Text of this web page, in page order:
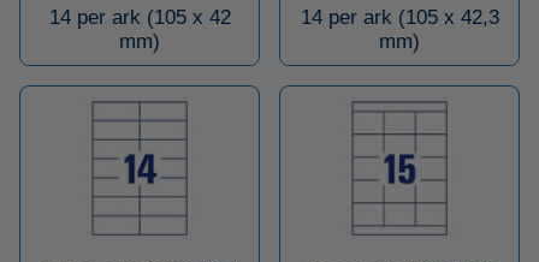
14 per ark (105 x 42
mm)
14 per ark (105 x 42,3
mm)